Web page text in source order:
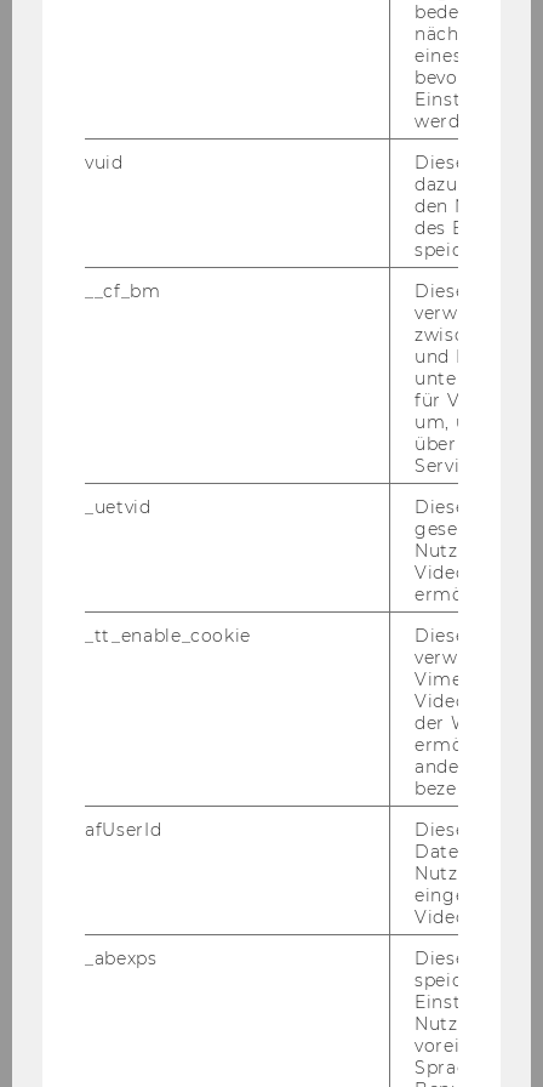
ching As­si­stant/Tea­ching and Re­se­arch As­si­
(An­ge­stell­te/r gemäß Kol­lek­tiv­ver­trag für
die Ar­beit­neh­mer/innen der Uni­ver­si­tä­ten, mo­
Be­schäf­ti­
gungs­aus­maß: 50% (20 Std./Woche)zu be­
set­zen.
Personalentwicklungsplan für Uni­ver­si­täts­as­sis­
tent/in prae doc eine ma­xi­ma­le Be­fris­tungs­
dau­er von sechs Jah­ren vor­sieht. Be­wer­
ber/innen, die be­reits als Er­satz­kräf­te an der
WU be­schäf­tigt sind, kön­nen daher nur mehr
für die auf sechs Jahre feh­len­de Zeit ein­ge­stellt
wer­den. Die Wie­der­be­stel­lung von Per­so­nen,
die be­reits eine Stel­le als Uni­ver­si­täts­as­sis­
tent/in prae doc inne hat­ten, ist le­dig­lich auf
eine Stel­le eines Uni­ver­si­täts­as­sis­ten­ten post
doc/einer Uni­ver­si­täts­as­sis­ten­tin post doc im
Gemäß Kol­lek­tiv­ver­trag kön­nen nur stu­den­ti­
sche Mit­ar­bei­ter/innen auf­ge­nom­men wer­den,
die ein für die in Be­tracht kom­men­de Ver­wen­
dung vor­ge­se­he­nes Master-​(Diplom-​)Stu­di­um
noch nicht ab­ge­schlos­sen haben. Wir wei­sen
dar­auf hin, dass der WU-​
Personalentwicklungsplan für stu­den­ti­sche
Mit­ar­bei­ter/innen eine ma­xi­ma­le Be­fris­tungs­
dau­er von zwei Jah­ren vor­sieht zu be­set­zen.
Auf­ga­ben­ge­biet:
selb­stän­di­ge Durch­füh­rung von Lehr­ver­an­stal­
tun­gen und Ab­hal­tung von Prü­fun­gen, Über­
bedeutet,
nächsten
eines Vimeo-
bevorzugten
werden.
vuid
Dieser
dazu
den
des
speichern.
__cf_bm
Dieses
verwendet,
zwischen
und Bots zu
für Vimeo
um, um
über die
Service zu
_uetvid
Dieses
gesetzt, um
Nutzung des
Videoplayers
ermöglichen
_tt_enable_cookie
Dieses
verwendet,
Vimeo-
der WU-
ermöglichen
andere nicht
bezeichnete
afUserId
Dieses
Daten von
Videos
_abexps
Dieses Cookie
speichert
Nutzer*in, zB.
Sprache,